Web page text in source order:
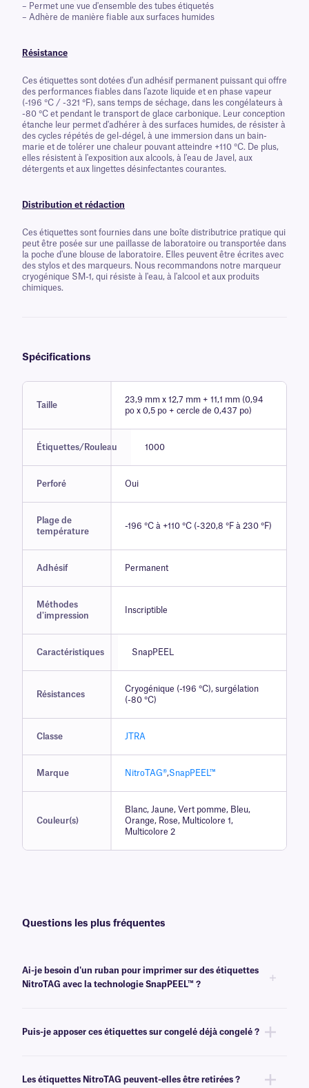
– Permet une vue d'ensemble des tubes étiquetés
– Adhère de manière fiable aux surfaces humides
Résistance
Ces étiquettes sont dotées d'un adhésif permanent puissant qui offre
des performances fiables dans l'azote liquide et en phase vapeur
(-196 °C / -321 °F), sans temps de séchage, dans les congélateurs à
-80 °C et pendant le transport de glace carbonique. Leur conception
étanche leur permet d'adhérer à des surfaces humides, de résister à
des cycles répétés de gel-dégel, à une immersion dans un bain-
marie et de tolérer une chaleur pouvant atteindre +110 °C. De plus,
elles résistent à l'exposition aux alcools, à l'eau de Javel, aux
détergents et aux lingettes désinfectantes courantes.
Distribution et rédaction
Ces étiquettes sont fournies dans une boîte distributrice pratique qui
peut être posée sur une paillasse de laboratoire ou transportée dans
la poche d'une blouse de laboratoire. Elles peuvent être écrites avec
des stylos et des marqueurs. Nous recommandons notre marqueur
cryogénique SM-1, qui résiste à l'eau, à l'alcool et aux produits
chimiques.
Spécifications
Taille
23,9 mm x 12,7 mm + 11,1 mm (0,94
po x 0,5 po + cercle de 0,437 po)
Étiquettes/Rouleau 1000
Perforé Oui
Plage de
température
-196 °C à +110 °C (-320,8 °F à 230 °F)
Adhésif Permanent
Méthodes
d'impression
Inscriptible
Caractéristiques SnapPEEL
Résistances
Cryogénique (-196 °C), surgélation
(-80 °C)
Classe JTRA
Marque NitroTAG®,SnapPEEL™
Couleur(s)
Blanc, Jaune, Vert pomme, Bleu,
Orange, Rose, Multicolore 1,
Multicolore 2
Questions les plus fréquentes
Ai-je besoin d'un ruban pour imprimer sur des étiquettes
NitroTAG avec la technologie SnapPEEL™ ?
NitroTAG doivent être utilisées avec un rubande classe RRde même
Puis-je apposer ces étiquettes sur congelé déjà congelé ?
recommandons nosétiquettes CryoSTUCK®, une gamme d'étiquettes
Les étiquettes NitroTAG peuvent-elles être retirées ?